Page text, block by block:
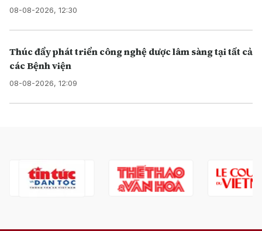
08-08-2026, 12:30
Thúc đẩy phát triển công nghệ dược lâm sàng tại tất cả
các Bệnh viện
08-08-2026, 12:09